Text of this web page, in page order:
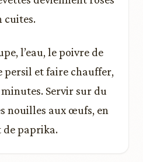
cuites.
l’eau, le poivre de
persil et faire chauffer,
Servir sur du
nouilles aux œufs, en
paprika.